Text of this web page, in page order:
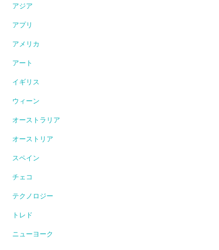
アジア
アプリ
アメリカ
アート
イギリス
ウィーン
オーストラリア
オーストリア
スペイン
チェコ
テクノロジー
トレド
ニューヨーク